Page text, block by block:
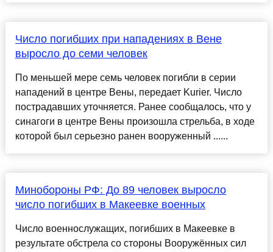
Число погибших при нападениях в Вене
выросло до семи человек
По меньшей мере семь человек погибли в серии
нападений в центре Вены, передает Kurier. Число
пострадавших уточняется. Ранее сообщалось, что у
синагоги в центре Вены произошла стрельба, в ходе
которой был серьезно ранен вооруженный ......
Минобороны РФ: До 89 человек выросло
число погибших в Макеевке военных
Число военнослужащих, погибших в Макеевке в
результате обстрела со стороны Вооружённых сил